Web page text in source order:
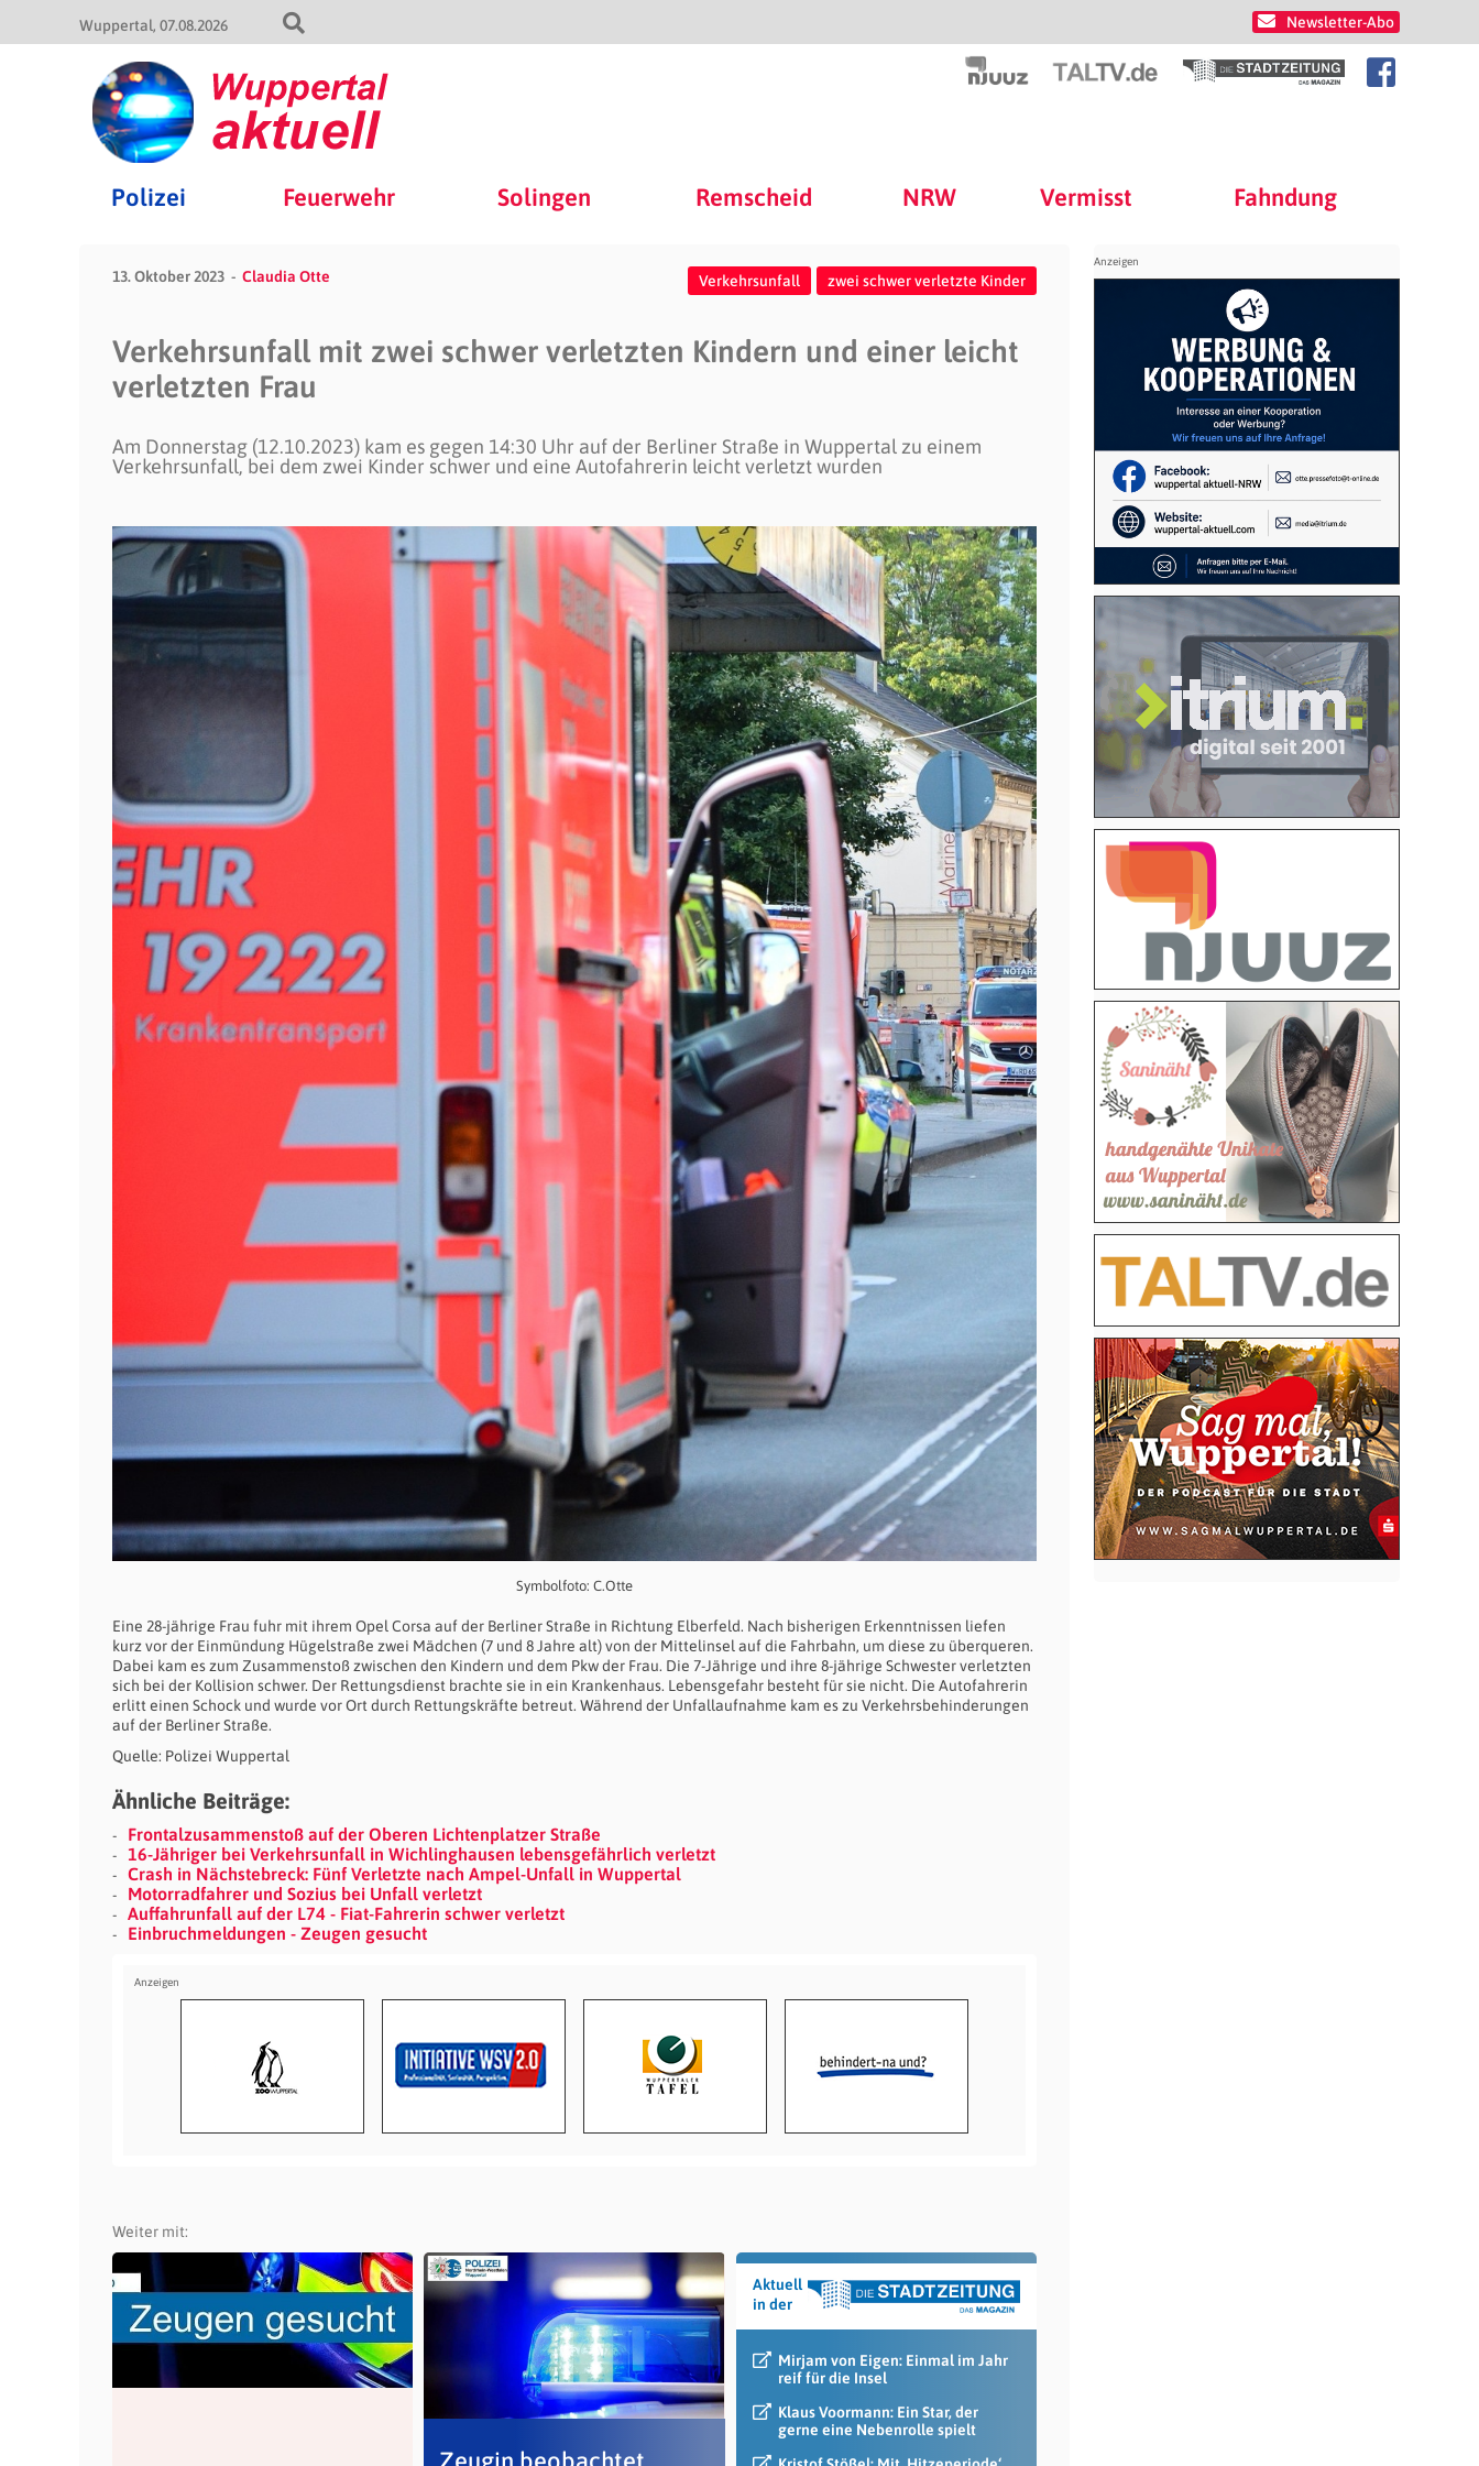
Wuppertal 07.08.2026 Newsletter-Abo
Polizei Feuerwehr Solingen Remscheid NRW Vermisst Fahndung
13. Oktober 2023 Claudia Otte Verkehrsunfall zwei schwer verletzte Kinder
Verkehrsunfall mit zwei schwer verletzten Kindern und einer leicht
verletzten Frau
Am Donnerstag (12.10.2023) kam es gegen 14:30 Uhr auf der Berliner Straße in Wuppertal zu einem
Verkehrsunfall, bei dem zwei Kinder schwer und eine Autofahrerin leicht verletzt wurden
Symbolfoto: C.Otte
Eine 28-jährige Frau fuhr mit ihrem Opel Corsa auf der Berliner Straße in Richtung Elberfeld. Nach bisherigen Erkenntnissen liefen
kurz vor der Einmündung Hügelstraße zwei Mädchen (7 und 8 Jahre alt) von der Mittelinsel auf die Fahrbahn, um diese zu überqueren.
Dabei kam es zum Zusammenstoß zwischen den Kindern und dem Pkw der Frau. Die 7-Jährige und ihre 8-jährige Schwester verletzten
sich bei der Kollision schwer. Der Rettungsdienst brachte sie in ein Krankenhaus. Lebensgefahr besteht für sie nicht. Die Autofahrerin
erlitt einen Schock und wurde vor Ort durch Rettungskräfte betreut. Während der Unfallaufnahme kam es zu Verkehrsbehinderungen
auf der Berliner Straße.
Quelle: Polizei Wuppertal
Ähnliche Beiträge:
Frontalzusammenstoß auf der Oberen Lichtenplatzer Straße
16-Jähriger bei Verkehrsunfall in Wichlinghausen lebensgefährlich verletzt
Crash in Nächstebreck: Fünf Verletzte nach Ampel-Unfall in Wuppertal
Motorradfahrer und Sozius bei Unfall verletzt
Auffahrunfall auf der L74 - Fiat-Fahrerin schwer verletzt
Einbruchmeldungen - Zeugen gesucht
Weiter mit:
Zeugin beobachtet
Aktuell
in der
Mirjam von Eigen: Einmal im Jahr
reif für die Insel
Klaus Voormann: Ein Star, der
gerne eine Nebenrolle spielt